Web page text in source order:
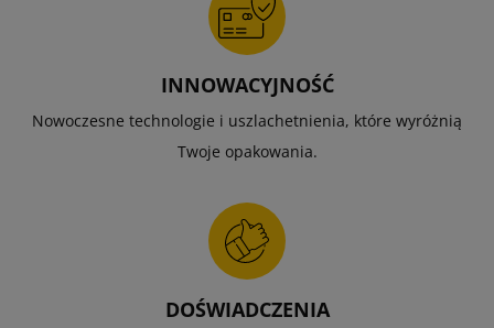
INNOWACYJNOŚĆ
Nowoczesne technologie i uszlachetnienia, które wyróżnią
Twoje opakowania.
DOŚWIADCZENIA